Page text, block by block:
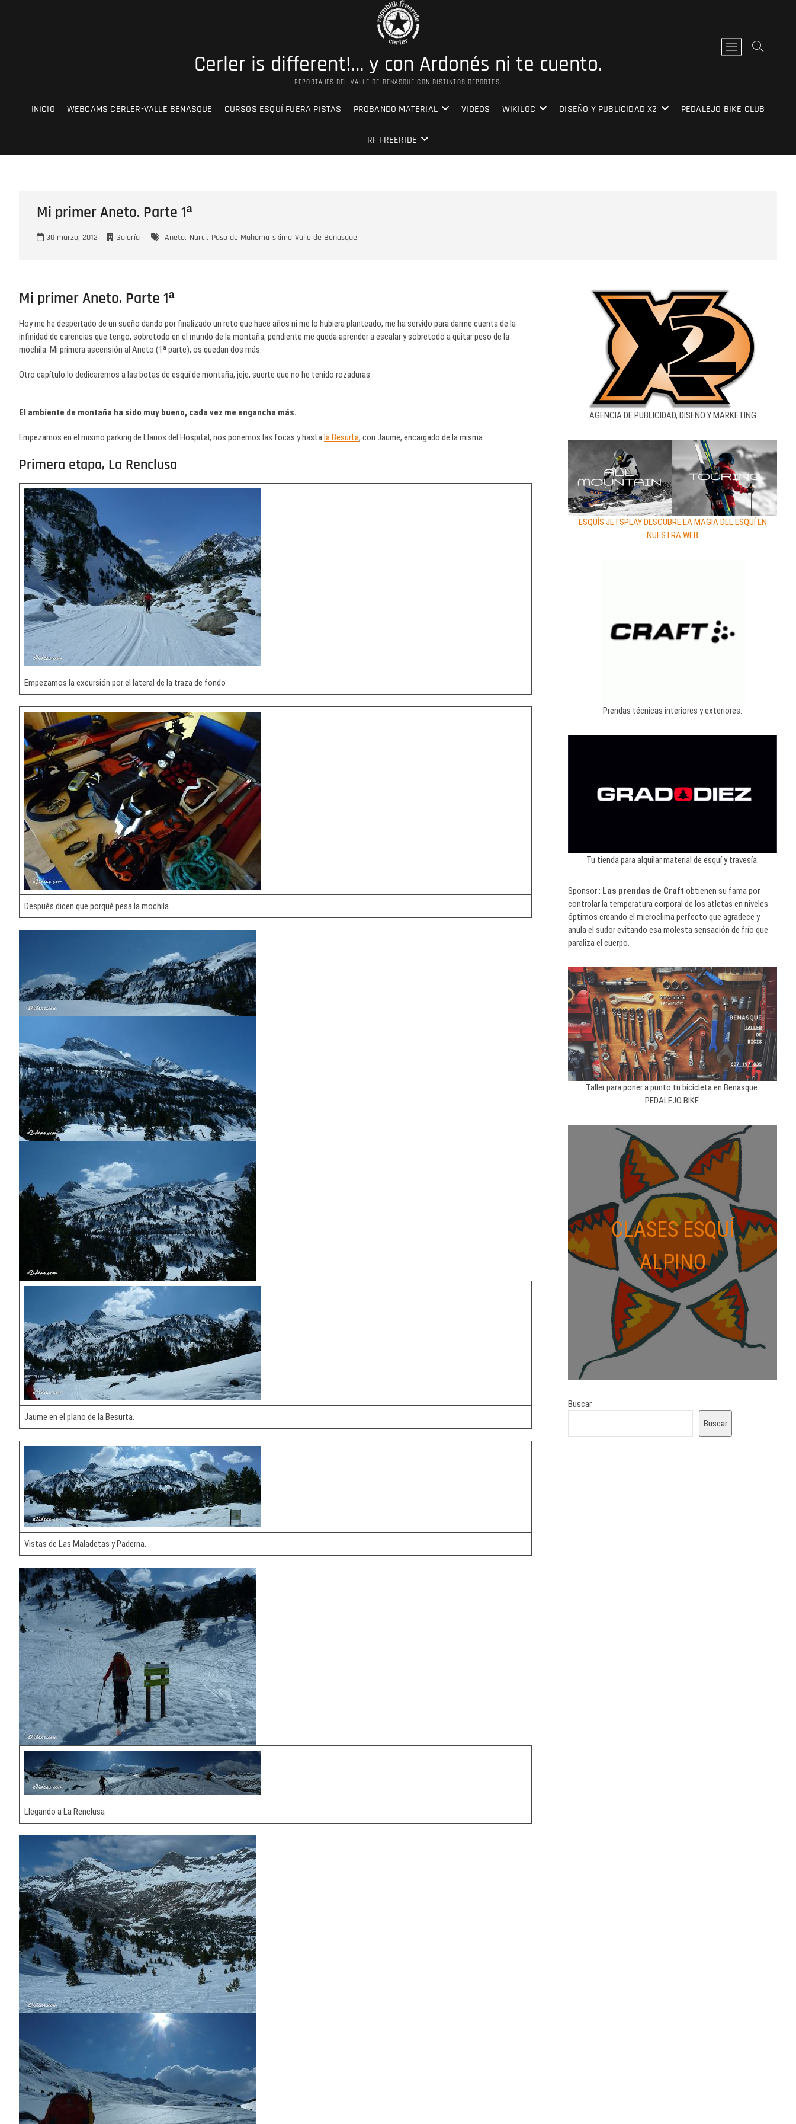
Cerler is different!… y con Ardonés ni te cuento.
REPORTAJES DEL VALLE DE BENASQUE CON DISTINTOS DEPORTES.
INICIO WEBCAMS CERLER-VALLE BENASQUE CURSOS ESQUÍ FUERA PISTAS PROBANDO MATERIAL VIDEOS WIKILOC DISEÑO Y PUBLICIDAD X2 PEDALEJO BIKE CLUB
RF FREERIDE
B
o
d
Mi primer Aneto. Parte 1ª
30 marzo, 2012 Galería Aneto. Narci. Paso de Mahoma skimo Valle de Benasque
Mi primer Aneto. Parte 1ª
Hoy me he despertado de un sueño dando por finalizado un reto que hace años ni me lo hubiera planteado, me ha servido para darme cuenta de la
infinidad de carencias que tengo, sobretodo en el mundo de la montaña, pendiente me queda aprender a escalar y sobretodo a quitar peso de la
mochila. Mi primera ascensión al Aneto (1ª parte), os quedan dos más.
Otro capítulo lo dedicaremos a las botas de esquí de montaña, jeje, suerte que no he tenido rozaduras.
El ambiente de montaña ha sido muy bueno, cada vez me engancha más.
Empezamos en el mismo parking de Llanos del Hospital, nos ponemos las focas y hastala Besurta, con Jaume, encargado de la misma.
Primera etapa, La Renclusa
Empezamos la excursión por el lateral de la traza de fondo
Después dicen que porqué pesa la mochila.
Jaume en el plano de la Besurta.
Vistas de Las Maladetas y Paderna.
Llegando a La Renclusa
AGENCIA DE PUBLICIDAD, DISEÑO Y MARKETING
ESQUÍS JETSPLAY DESCUBRE LA MAGIA DEL ESQUÍ EN
NUESTRA WEB
Prendas técnicas interiores y exteriores.
Tu tienda para alquilar material de esquí y travesía.
Sponsor : Las prendas de Craft obtienen su fama por
controlar la temperatura corporal de los atletas en niveles
óptimos creando el microclima perfecto que agradece y
anula el sudor evitando esa molesta sensación de frío que
paraliza el cuerpo.
Taller para poner a punto tu bicicleta en Benasque.
PEDALEJO BIKE.
CLASES ESQUÍ
ALPINO
Buscar
Buscar